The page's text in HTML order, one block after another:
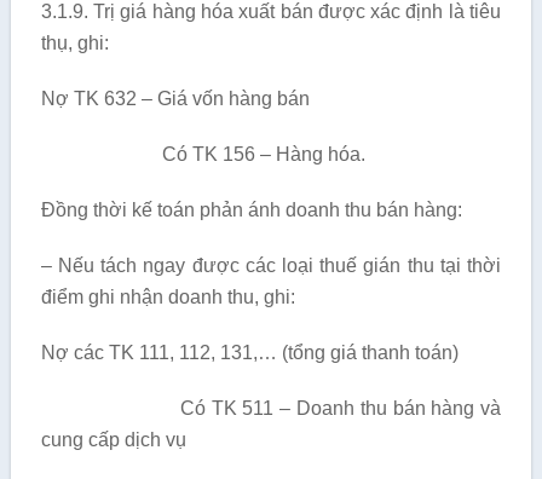
3.1.9. Trị giá hàng hóa xuất bán được xác định là tiêu
thụ, ghi:
Nợ TK 632 – Giá vốn hàng bán
Có TK 156 – Hàng hóa.
Đồng thời kế toán phản ánh doanh thu bán hàng:
– Nếu tách ngay được các loại thuế gián thu tại thời
điểm ghi nhận doanh thu, ghi:
Nợ các TK 111, 112, 131,… (tổng giá thanh toán)
Có TK 511 – Doanh thu bán hàng và
cung cấp dịch vụ